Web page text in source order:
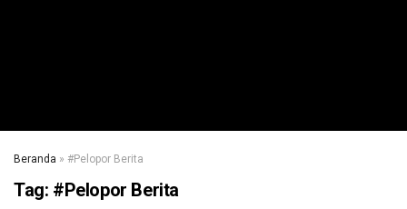
Beranda » #Pelopor Berita
Tag: #Pelopor Berita